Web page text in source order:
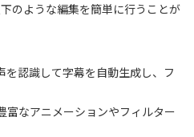
のような編集を簡単に行うことが
を認識して字幕を自動生成し、フ
富なアニメーションやフィルター